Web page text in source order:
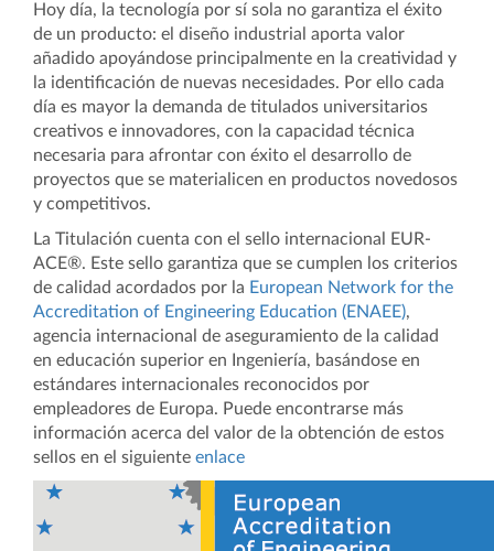
Hoy día, la tecnología por sí sola no garantiza el éxito
de un producto: el diseño industrial aporta valor
añadido apoyándose principalmente en la creatividad y
la identificación de nuevas necesidades. Por ello cada
día es mayor la demanda de titulados universitarios
creativos e innovadores, con la capacidad técnica
necesaria para afrontar con éxito el desarrollo de
proyectos que se materialicen en productos novedosos
y competitivos.
La Titulación cuenta con el sello internacional EUR-
ACE®. Este sello garantiza que se cumplen los criterios
de calidad acordados por la European Network for the
Accreditation of Engineering Education (ENAEE),
agencia internacional de aseguramiento de la calidad
en educación superior en Ingeniería, basándose en
estándares internacionales reconocidos por
empleadores de Europa. Puede encontrarse más
información acerca del valor de la obtención de estos
sellos en el siguiente enlace